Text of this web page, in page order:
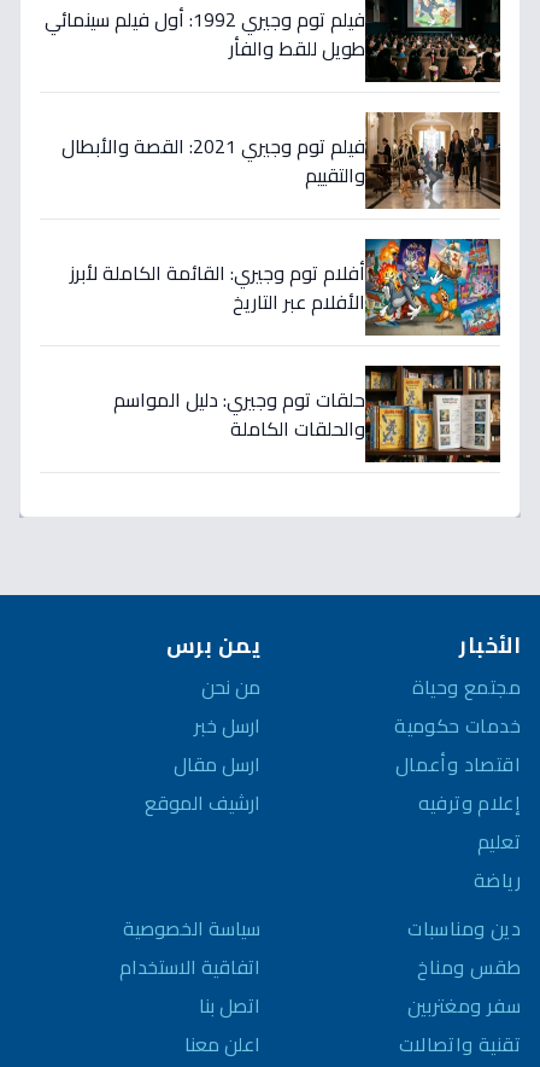
فيلم توم وجيري 1992: أول فيلم سينمائي
طويل للقط والفأر
فيلم توم وجيري 2021: القصة والأبطال
والتقييم
أفلام توم وجيري: القائمة الكاملة لأبرز
الأفلام عبر التاريخ
حلقات توم وجيري: دليل المواسم
والحلقات الكاملة
الأخبار
مجتمع وحياة
خدمات حكومية
اقتصاد وأعمال
إعلام وترفيه
تعليم
رياضة
دين ومناسبات
طقس ومناخ
سفر ومغتربين
تقنية واتصالات
يمن برس
من نحن
ارسل خبر
ارسل مقال
ارشيف الموقع
سياسة الخصوصية
اتفاقية الاستخدام
اتصل بنا
اعلن معنا